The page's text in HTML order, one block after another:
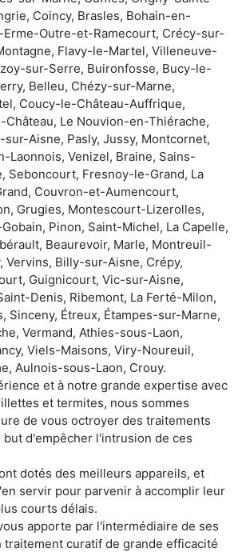
Coincy, Brasles, Bohain-en-
Erme-Outre-et-Ramecourt, Crécy-sur-
Flavy-le-Martel, Villeneuve-
sur-Serre, Buironfosse, Bucy-le-
Belleu, Chézy-sur-Marne,
Coucy-le-Château-Auffrique,
Le Nouvion-en-Thiérache,
Aisne, Pasly, Jussy, Montcornet,
Laonnois, Venizel, Braine, Sains-
Seboncourt, Fresnoy-le-Grand, La
Couvron-et-Aumencourt,
Grugies, Montescourt-Lizerolles,
Pinon, Saint-Michel, La Capelle,
Beaurevoir, Marle, Montreuil-
Vervins, Billy-sur-Aisne, Crépy,
Guignicourt, Vic-sur-Aisne,
Denis, Ribemont, La Ferté-Milon,
Sinceny, Étreux, Étampes-sur-Marne,
Vermand, Athies-sous-Laon,
Viels-Maisons, Viry-Noureuil,
Aulnois-sous-Laon, Crouy.
et à notre grande expertise avec
et termites, nous sommes
de vous octroyer des traitements
d'empêcher l'intrusion de ces
dotés des meilleurs appareils, et
servir pour parvenir à accomplir leur
courts délais.
apporte par l'intermédiaire de ses
traitement curatif de grande efficacité